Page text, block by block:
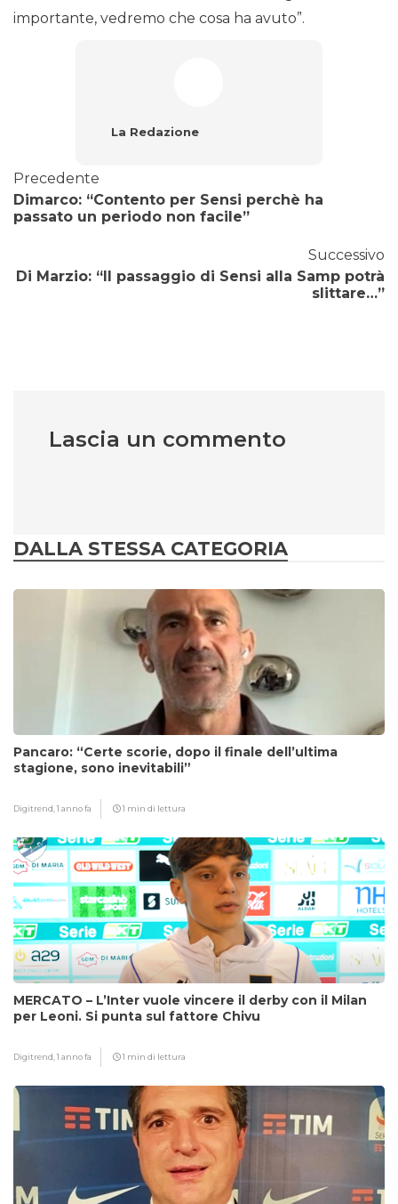
importante, vedremo che cosa ha avuto”.
La Redazione
Precedente
Dimarco: “Contento per Sensi perchè ha
passato un periodo non facile”
Successivo
Di Marzio: “Il passaggio di Sensi alla Samp potrà
slittare…”
Lascia un commento
DALLA STESSA CATEGORIA
Pancaro: “Certe scorie, dopo il finale dell’ultima
stagione, sono inevitabili”
Digitrend,1 anno fa 1 min di lettura
MERCATO – L’Inter vuole vincere il derby con il Milan
per Leoni. Si punta sul fattore Chivu
Digitrend,1 anno fa 1 min di lettura